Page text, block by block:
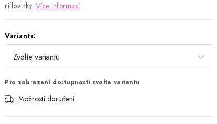
riflovinky. Více informací
Varianta:
Pro zobrazení dostupnosti zvolte variantu
Možnosti doručení